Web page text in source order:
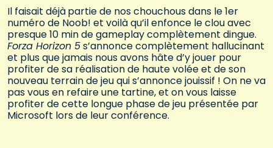
Il faisait déjàpartie de nos chouchous dans le 1er
numéro de Noob! et voilà qu’il enfonce le clou avec
presque 10 min de gameplay complètement dingue.
Forza Horizon 5s’annonce complètement hallucinant
et plus que jamais nous avons hâte d’y jouer pour
profiter de sa réalisation de haute volée et de son
nouveau terrain de jeu qui s’annonce jouissif ! On ne va
pas vous en refaire une tartine, et on vous laisse
profiter de cette longue phase de jeu présentée par
Microsoft lors de leur conférence.